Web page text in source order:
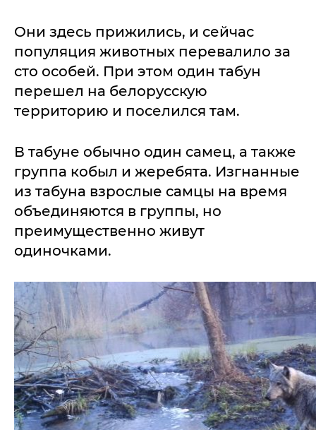
Они здесь прижились, и сейчас
популяция животных перевалило за
сто особей. При этом один табун
перешел на белорусскую
территорию и поселился там.
В табуне обычно один самец, а также
группа кобыл и жеребята. Изгнанные
из табуна взрослые самцы на время
объединяются в группы, но
преимущественно живут
одиночками.